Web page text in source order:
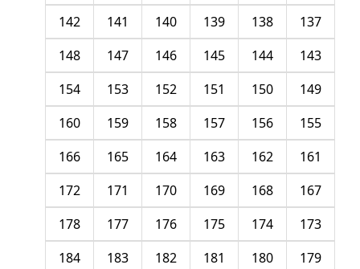
137
138
139
140
141
142
143
144
145
146
147
148
149
150
151
152
153
154
155
156
157
158
159
160
161
162
163
164
165
166
167
168
169
170
171
172
173
174
175
176
177
178
179
180
181
182
183
184